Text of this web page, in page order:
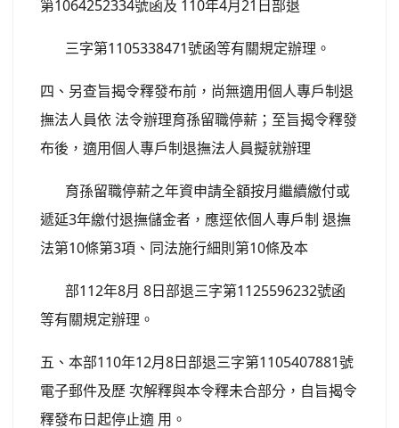
第1064252334號函及 110年4月21日部退
三字第1105338471號函等有關規定辦理。
四、另查旨揭令釋發布前，尚無適用個人專戶制退
撫法人員依 法令辦理育孫留職停薪；至旨揭令釋發
布後，適用個人專戶制退撫法人員擬就辦理
育孫留職停薪之年資申請全額按月繼續繳付或
遞延3年繳付退撫儲金者，應逕依個人專戶制 退撫
法第10條第3項、同法施行細則第10條及本
部112年8月 8日部退三字第1125596232號函
等有關規定辦理。
五、本部110年12月8日部退三字第1105407881號
電子郵件及歷 次解釋與本令釋未合部分，自旨揭令
釋發布日起停止適 用。